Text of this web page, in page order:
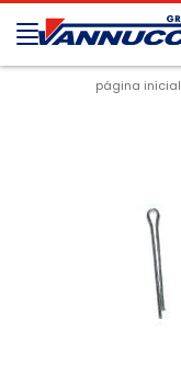
página inicial